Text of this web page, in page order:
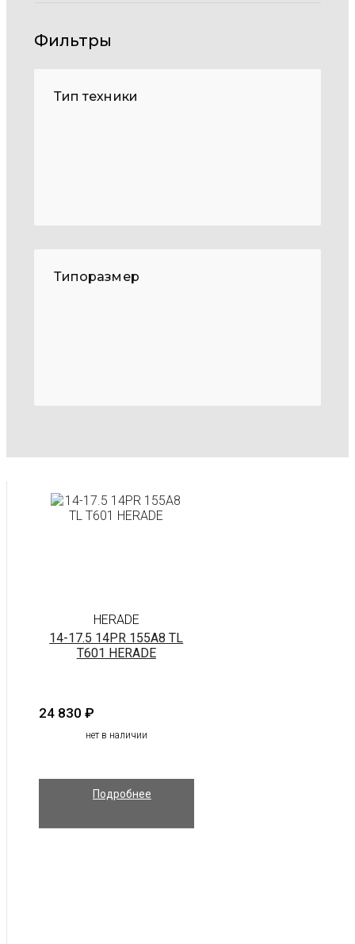
Фильтры
Тип техники
Типоразмер
HERADE
14-17.5 14PR 155A8 TL
T601 HERADE
24 830 ₽
нет в наличии
Подробнее